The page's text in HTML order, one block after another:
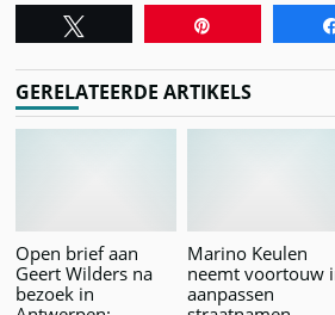
GERELATEERDE ARTIKELS
Open brief aan
Geert Wilders na
bezoek in
Marino Keulen
neemt voortouw
aanpassen